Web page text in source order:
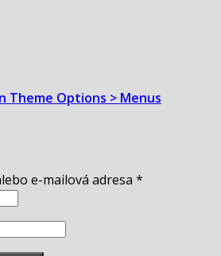
Theme Options > Menus
e-mailová adresa *